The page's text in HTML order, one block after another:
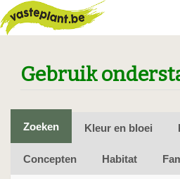
Gebruik
Zoeken Kleur en bloei
Concepten Habitat